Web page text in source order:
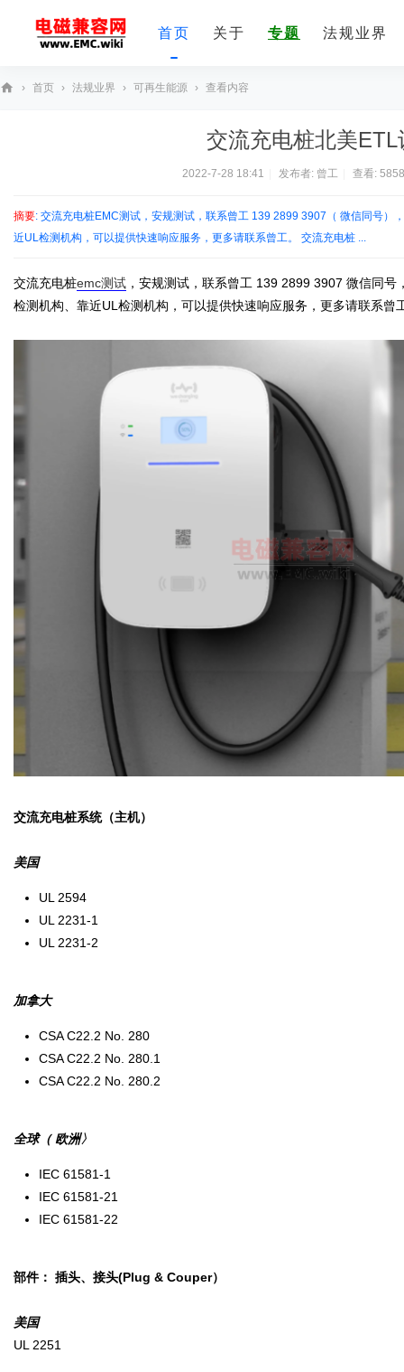
首页 关于 专题 法规业界
术
社
› 首页 › 法规业界 › 可再生能源 › 查看内容
交流充电桩北美
2022-7-28 18:41 发布者: 曾工 查看: 5858
摘要: 交流充电桩EMC测试，安规测试，联系曾工 139 2899 3907（ 微信同号
近UL检测机构，可以提供快速响应服务，更多请联系曾工。 交流充电桩 ...
交流充电桩emc测试 ，安规测试，联系曾工 139 2899 3907 微信同号
检测机构、靠近UL检测机构，可以提供快速响应服务，更多请联系曾
交流充电桩系统（主机）
美国
UL 2594
UL 2231-1
UL 2231-2
加拿大
CSA C22.2 No. 280
CSA C22.2 No. 280.1
CSA C22.2 No. 280.2
全球（ 欧洲〉
IEC 61581-1
IEC 61581-21
IEC 61581-22
部件： 插头、接头(Plug & Couper）
美国
UL 2251